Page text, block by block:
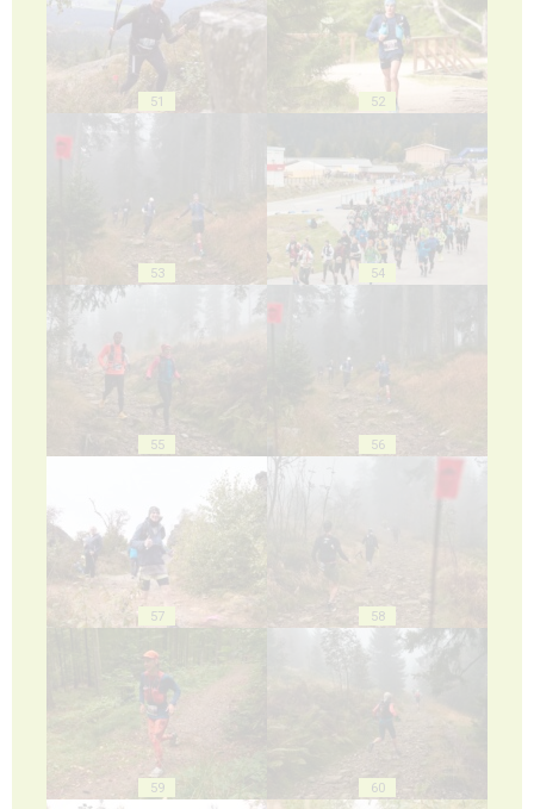
51 52
53 54
55 56
57 58
59 60